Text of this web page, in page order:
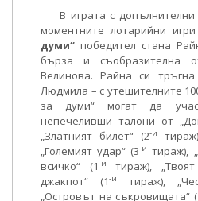
В играта с
моментните лотарийни игри
думи“ победител стана
бърза и съобразителна
Велинова. Райна си
Людмила – с утешителните
за думи“ могат да
непечеливши талони от
„Златният билет“ (2-и
„Големият удар“ (3-итираж),
всичко“ (1-и тираж),
джакпот“ (1-и тираж),
„Островът на съкровищата“